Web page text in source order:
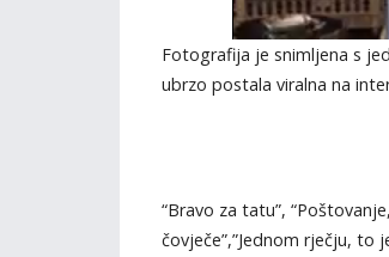
Fotografija je snimljena s
ubrzo postala viralna na
“Bravo za tatu”,
čovječe”,️”Jednom rječju, to